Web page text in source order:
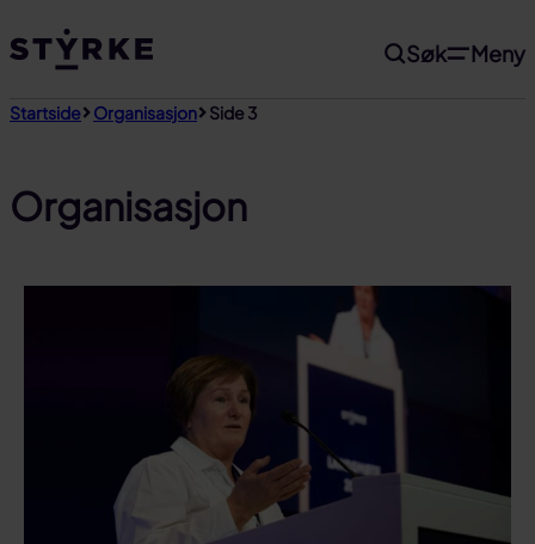
til
Søk Meny
Startside Organisasjon Side 3
Organisasjon